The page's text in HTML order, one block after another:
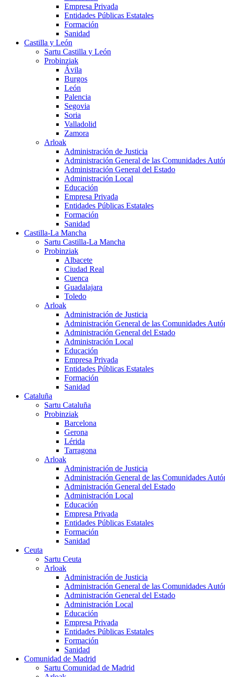
Empresa Privada
Entidades Públicas Estatales
Formación
Sanidad
Castilla y León
Sartu Castilla y León
Probinziak
Ávila
Burgos
León
Palencia
Segovia
Soria
Valladolid
Zamora
Arloak
Administración de Justicia
Administración General de las Comunidades
Administración General del Estado
Administración Local
Educación
Empresa Privada
Entidades Públicas Estatales
Formación
Sanidad
Castilla-La Mancha
Sartu Castilla-La Mancha
Probinziak
Albacete
Ciudad Real
Cuenca
Guadalajara
Toledo
Arloak
Administración de Justicia
Administración General de las Comunidades
Administración General del Estado
Administración Local
Educación
Empresa Privada
Entidades Públicas Estatales
Formación
Sanidad
Cataluña
Sartu Cataluña
Probinziak
Barcelona
Gerona
Lérida
Tarragona
Arloak
Administración de Justicia
Administración General de las Comunidades
Administración General del Estado
Administración Local
Educación
Empresa Privada
Entidades Públicas Estatales
Formación
Sanidad
Ceuta
Sartu Ceuta
Arloak
Administración de Justicia
Administración General de las Comunidades
Administración General del Estado
Administración Local
Educación
Empresa Privada
Entidades Públicas Estatales
Formación
Sanidad
Comunidad de Madrid
Sartu Comunidad de Madrid